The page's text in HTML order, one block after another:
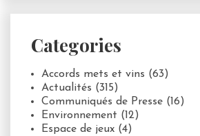
Categories
Accords mets et vins (63)
Actualités (315)
Communiqués de Presse (16)
Environnement (12)
Espace de jeux (4)